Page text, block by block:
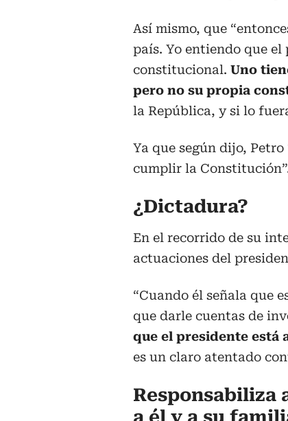
Así mismo, que
país. Yo entiendo que el
constitucional. Uno
pero no su propia
la República, y si lo
Ya que según dijo,
cumplir la
¿Dictadura?
En el recorrido de su
actuaciones del
“Cuando él señala que
que darle cuentas de
que el presidente está
es un claro atentado
Responsabiliza